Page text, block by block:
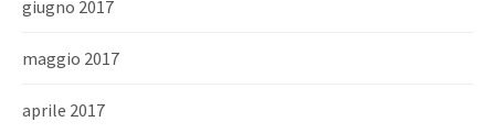
giugno 2017
maggio 2017
aprile 2017